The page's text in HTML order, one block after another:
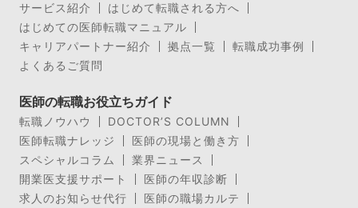
サービス紹介
はじめて転職される方へ
はじめての医師転職マニュアル
キャリアパートナー紹介
拠点一覧
転職成功事例
よくあるご質問
医師の転職お役立ちガイド
転職ノウハウ
DOCTOR’S COLUMN
医師転職ナレッジ
医師の現場と働き方
スペシャルコラム
業界ニュース
開業医支援サポート
医師の年収診断
求人のお知らせ代行
医師の職場カルテ